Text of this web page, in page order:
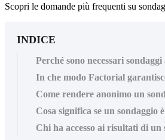
Scopri le domande più frequenti su
INDICE
Perché sono necessari
In che modo Factorial
Come rendere anonimo un
Cosa significa se un sondaggio
Chi ha accesso ai risultati di un